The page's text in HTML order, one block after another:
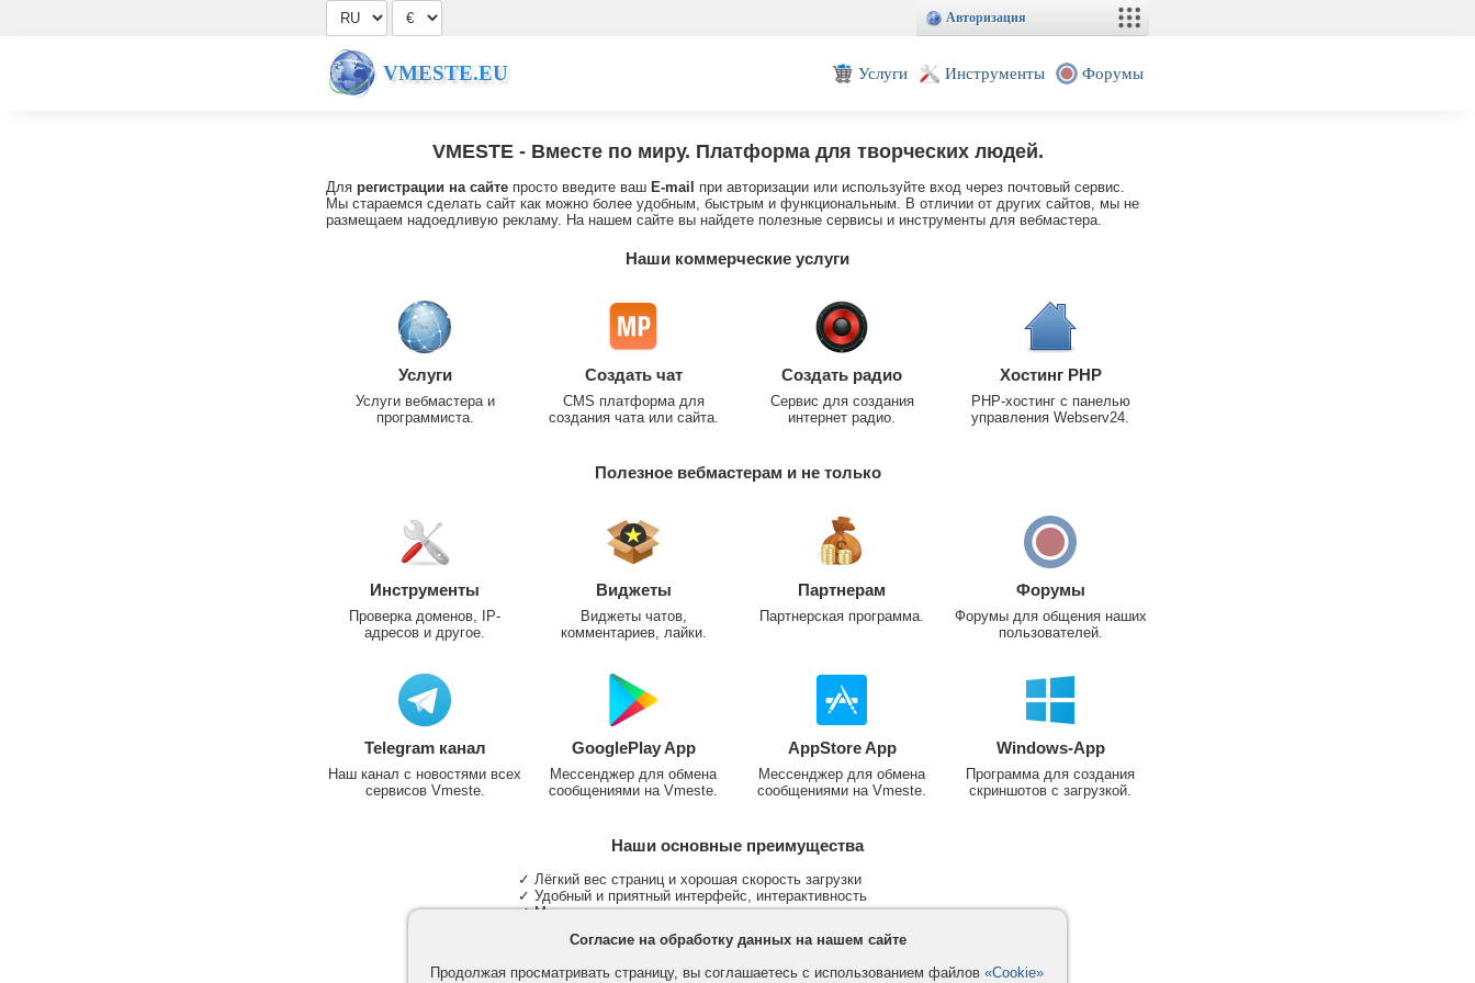
Авторизация
VMESTE.EU Услуги Инструменты Форумы
VMESTE- Вместе по миру. Платформа для творческих людей.
Для регистрации на сайте просто введите ваш E-mail
при авторизации или используйте вход через почтовый сервис.
Мы стараемся сделать сайт как можно более удобным, быстрым и функциональным. В отличии от других сайтов, мы не
размещаем надоедливую рекламу. На нашем сайте вы найдете полезные сервисы и инструменты для вебмастера.
Наши коммерческие услуги
Услуги
Услуги вебмастера и
программиста.
Создать чат
CMS платформа для
создания чата или сайта.
Создать радио
Сервис для создания
интернет радио.
Хостинг PHP
PHP-хостинг с панелью
управления Webserv24.
Полезное вебмастерам и не только
Инструменты
Проверка доменов, IP-
адресов и другое.
Виджеты
Виджеты чатов,
комментариев, лайки.
Партнерам
Партнерская программа.
Форумы
Форумы для общения наших
пользователей.
Telegram канал
Наш канал с новостями всех
сервисов Vmeste.
GooglePlay App
Мессенджер для обмена
сообщениями на Vmeste.
AppStore App
Мессенджер для обмена
сообщениями на Vmeste.
Windows-App
Программа для создания
скриншотов с загрузкой.
Наши основные преимущества
✓ Лёгкий вес страниц и хорошая скорость загрузки
✓ Удобный и приятный интерфейс, интерактивность
✓ Мы не размещаем надоедливую рекламу
✓ Участие в группах и сообществах
✓ Поддержка основных типов и больших файлов
Согласие на обработку данных на нашем сайте
Продолжая просматривать страницу, вы соглашаетесь с использованием файлов «Cookie»